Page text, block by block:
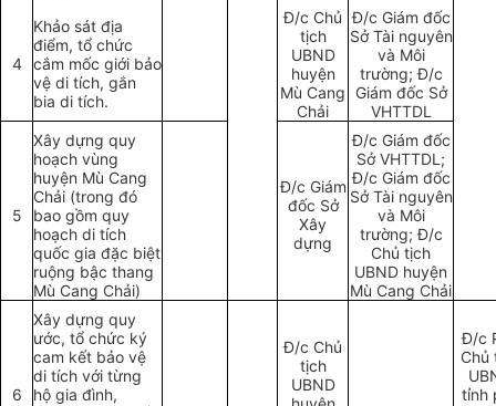
4
Khảo sát địa
điểm, tổ chức
cắm mốc giới bảo
vệ di tích, gắn
bia di tích.
Đ/c Chủ
tịch
UBND
huyện
Mù Cang
Chải
Đ/c Giám đốc
Sở Tài nguyên
và Môi
trường; Đ/c
Giám đốc Sở
VHTTDL
5
Xây dựng quy
hoạch vùng
huyện Mù Cang
Chải (trong đó
bao gồm quy
hoạch di tích
quốc gia đặc biệt
ruộng bậc thang
Mù Cang Chải)
Đ/c Giám
đốc Sở
Xây
dựng
Đ/c Giám đốc
SởVHTTDL;
Đ/c Giám đốc
Sở Tài nguyên
và Môi
trường; Đ/c
Chủ tịch
UBND huyện
Mù Cang Chải
6
Xây dựng quy
ước, tổ chức ký
cam kết bảo vệ
di tích với từng
hộ gia đình,
Đ/c Chủ
tịch
UBND
Đ/c
Chủ
tỉnh